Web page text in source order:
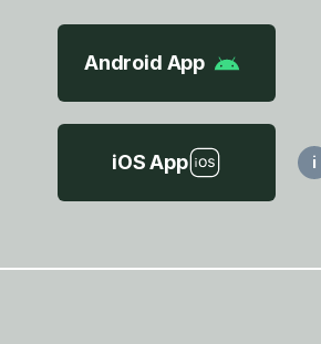
Android App
iOS App i